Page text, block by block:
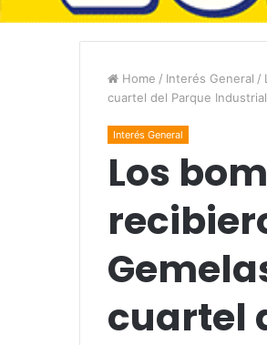
Home / Interés General /
cuartel del Parque Industrial
Interés General
Los
cuartel